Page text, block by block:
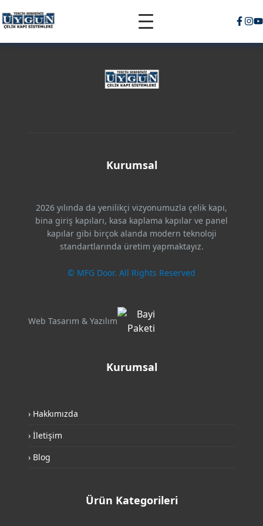
Kurumsal
2026 yılında da yenilikçi vizyonumuzla çelik kapı,
bina giriş kapıları, kasa kaplama kapılar ve panel
kapılar gibi birçok alanda modern teknoloji
standartlarında üretim yapmaktayız.
© MFG Door. All Rights Reserved
Web Tasarım & Yazılım
Kurumsal
› Hakkımızda
› İletişim
› Blog
Ürün Kategorileri